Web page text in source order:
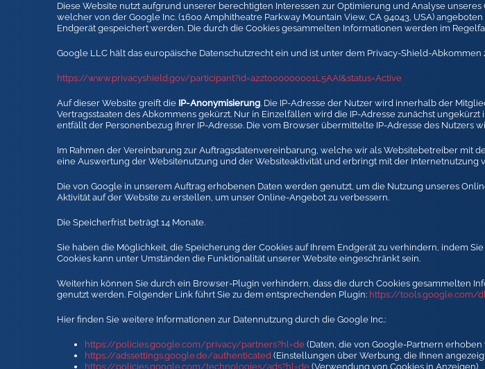
Diese Website nutzt aufgrund unserer berechtigten Interessen zur Optimierung und Analyse unseres
welcher von der Google Inc. (1600 Amphitheatre Parkway Mountain View, CA 94043, USA)
Endgerät gespeichert werden. Die durch die Cookies gesammelten Informationen werden im
Google LLC hält das europäische Datenschutzrecht ein und ist unter dem Privacy-Shield-Abkommen
https://www.privacyshield.gov/participant?id=a2zt000000001L5AAI&status=Active
Auf dieser Website greift die IP-Anonymisierung. Die IP-Adresse der Nutzer wird innerhalb der
Vertragsstaaten des Abkommens gekürzt. Nur in Einzelfällen wird die IP-Adresse zunächst
entfällt der Personenbezug Ihrer IP-Adresse. Die vom Browser übermittelte IP-Adresse des Nutzers
Im Rahmen der Vereinbarung zur Auftragsdatenvereinbarung, welche wir als Websitebetreiber mit
eine Auswertung der Websitenutzung und der Websiteaktivität und erbringt mit der Internetnutzung
Die von Google in unserem Auftrag erhobenen Daten werden genutzt, um die Nutzung unseres
Aktivität auf der Website zu erstellen, um unser Online-Angebot zu verbessern.
Die Speicherfrist beträgt 14 Monate.
Sie haben die Möglichkeit, die Speicherung der Cookies auf Ihrem Endgerät zu verhindern, indem
Cookies kann unter Umständen die Funktionalität unserer Website eingeschränkt sein.
Weiterhin können Sie durch ein Browser-Plugin verhindern, dass die durch Cookies gesammelten
genutzt werden. Folgender Link führt Sie zu dem entsprechenden Plugin: https://tools.google.com/
Hier finden Sie weitere Informationen zur Datennutzung durch die Google Inc.:
https://policies.google.com/privacy/partners?hl=de (Daten, die von Google-Partnern erhoben
https://adssettings.google.de/authenticated (Einstellungen über Werbung, die Ihnen
https://policies.google.com/technologies/ads?hl=de (Verwendung von Cookies in Anzeigen)